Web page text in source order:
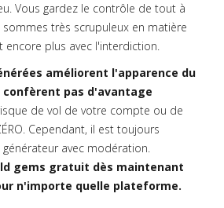
Vous gardez le contrôle de tout à
très scrupuleux en matière
encore plus avec l'interdiction.
améliorent l'apparence du
confèrent pas d'avantage
de vol de votre compte ou de
Cependant, il est toujours
générateur avec modération.
gems gratuit dès maintenant
n'importe quelle plateforme.